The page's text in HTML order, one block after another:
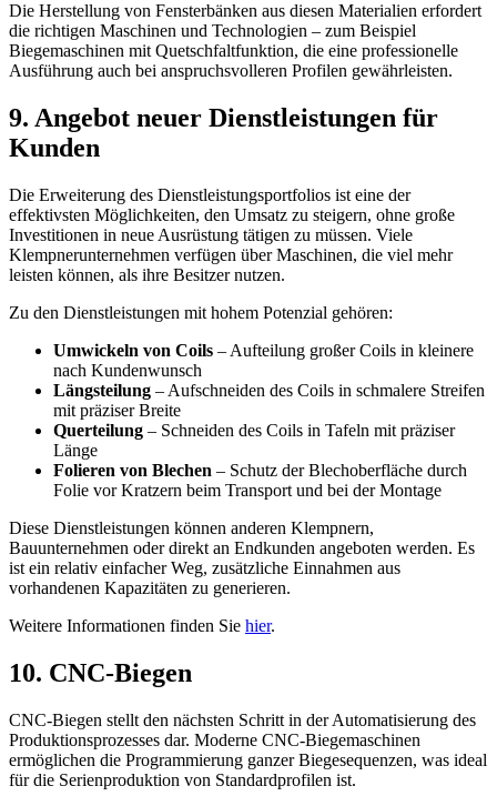
Die Herstellung von Fensterbänken aus diesen Materialien erfordert
die richtigen Maschinen und Technologien – zum Beispiel
Biegemaschinen mit Quetschfaltfunktion, die eine professionelle
Ausführung auch bei anspruchsvolleren Profilen gewährleisten.
9. Angebot neuer Dienstleistungen für
Kunden
Die Erweiterung des Dienstleistungsportfolios ist eine der
effektivsten Möglichkeiten, den Umsatz zu steigern, ohne große
Investitionen in neue Ausrüstung tätigen zu müssen. Viele
Klempnerunternehmen verfügen über Maschinen, die viel mehr
leisten können, als ihre Besitzer nutzen.
Zu den Dienstleistungen mit hohem Potenzial gehören:
Umwickeln von Coils – Aufteilung großer Coils in kleinere
nach Kundenwunsch
Längsteilung – Aufschneiden des Coils in schmalere Streifen
mit präziser Breite
Querteilung – Schneiden des Coils in Tafeln mit präziser
Länge
Folieren von Blechen – Schutz der Blechoberfläche durch
Folie vor Kratzern beim Transport und bei der Montage
Diese Dienstleistungen können anderen Klempnern,
Bauunternehmen oder direkt an Endkunden angeboten werden. Es
ist ein relativ einfacher Weg, zusätzliche Einnahmen aus
vorhandenen Kapazitäten zu generieren.
Weitere Informationen finden Sie hier.
10. CNC-Biegen
CNC-Biegen stellt den nächsten Schritt in der Automatisierung des
Produktionsprozesses dar. Moderne CNC-Biegemaschinen
ermöglichen die Programmierung ganzer Biegesequenzen, was ideal
für die Serienproduktion von Standardprofilen ist.